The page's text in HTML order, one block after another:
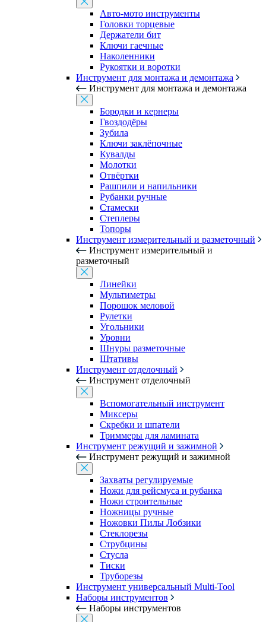
Авто-мото инструменты
Головки торцевые
Держатели бит
Ключи гаечные
Наколенники
Рукоятки и воротки
Инструмент для монтажа и демонтажа
Инструмент для монтажа и демонтажа
Бородки и кернеры
Гвоздодёры
Зубила
Ключи заклёпочные
Кувалды
Молотки
Отвёртки
Рашпили и напильники
Рубанки ручные
Стамески
Степлеры
Топоры
Инструмент измерительный и разметочный
Инструмент измерительный и
разметочный
Линейки
Мультиметры
Порошок меловой
Рулетки
Угольники
Уровни
Шнуры разметочные
Штативы
Инструмент отделочный
Инструмент отделочный
Вспомогательный инструмент
Миксеры
Скребки и шпатели
Триммеры для ламината
Инструмент режущий и зажимной
Инструмент режущий и зажимной
Захваты регулируемые
Ножи для рейсмуса и рубанка
Ножи строительные
Ножницы ручные
Ножовки Пилы Лобзики
Стеклорезы
Струбцины
Стусла
Тиски
Труборезы
Инструмент универсальный Multi-Tool
Наборы инструментов
Наборы инструментов